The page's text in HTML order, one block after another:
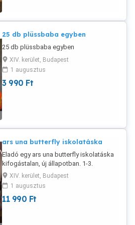
25 db plüssbaba egyben
25 db plüssbaba egyben
XIV. kerület, Budapest
1 augusztus
3 990 Ft
ars una butterfly iskolatáska
Eladó egy ars una butterfly iskolatáska
kifogástalan, új állapotban. 1-3.
osztályig Gerincbarát hátkiképzés,
párnázott csípőrész Több ponton
állítható, puha vállpántok Rendkívül
könnyű Mindössze 1 kg! Mérete:
XIV. kerület, Budapest
1 augusztus
11 990 Ft